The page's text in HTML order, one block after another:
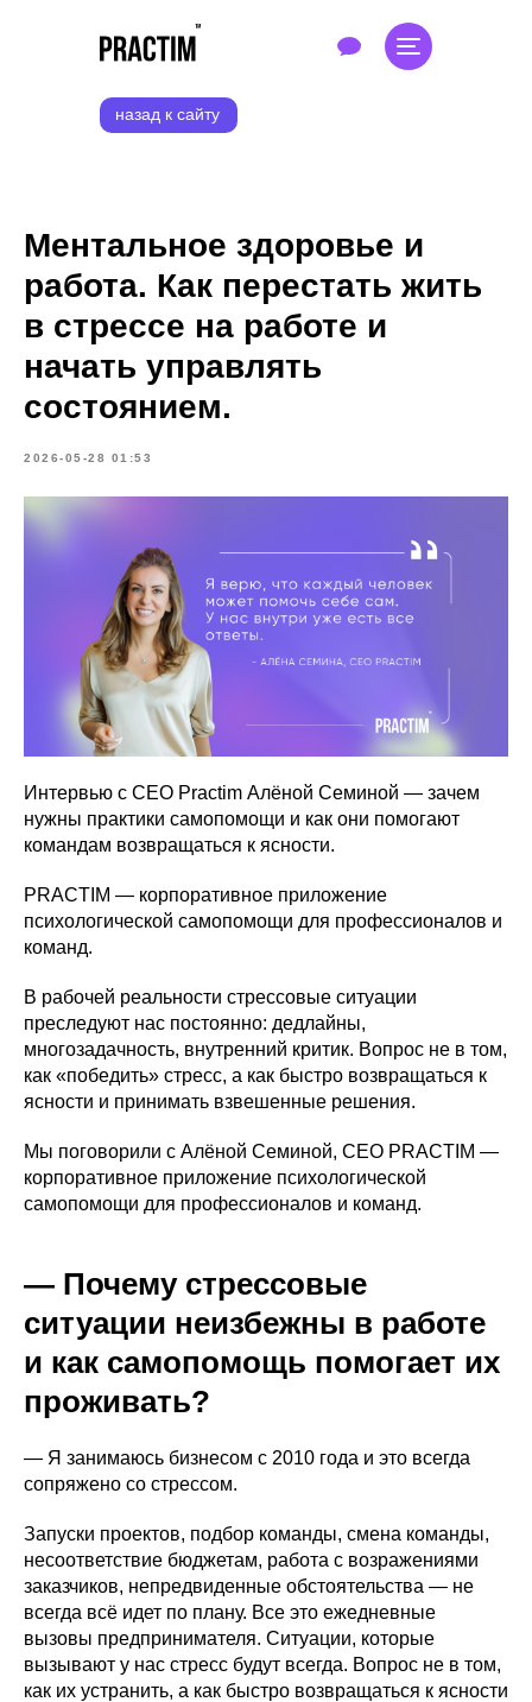
назад к сайту
Ментальное здоровье и
работа. Как перестать жить
в стрессе на работе и
начать управлять
состоянием.
2026-05-28 01:53
Интервью с CEO Practim Алёной Семиной — зачем
нужны практики самопомощи и как они помогают
командам возвращаться к ясности.
PRACTIM — корпоративное приложение
психологической самопомощи для профессионалов и
команд.
В рабочей реальности стрессовые ситуации
преследуют нас постоянно: дедлайны,
многозадачность, внутренний критик. Вопрос не в том,
как «победить» стресс, а как быстро возвращаться к
ясности и принимать взвешенные решения.
Мы поговорили с Алёной Семиной, CEO PRACTIM —
корпоративное приложение психологической
самопомощи для профессионалов и команд.
— Почему стрессовые
ситуации неизбежны в работе
и как самопомощь помогает их
проживать?
— Я занимаюсь бизнесом с 2010 года и это всегда
сопряжено со стрессом.
Запуски проектов, подбор команды, смена команды,
несоответствие бюджетам, работа с возражениями
заказчиков, непредвиденные обстоятельства — не
всегда всё идет по плану. Все это ежедневные
вызовы предпринимателя. Ситуации, которые
вызывают у нас стресс будут всегда. Вопрос не в том,
как их устранить, а как быстро возвращаться к ясности